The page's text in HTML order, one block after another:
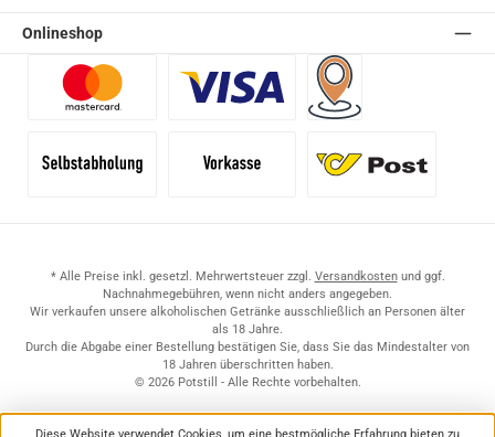
Onlineshop
* Alle Preise inkl. gesetzl. Mehrwertsteuer zzgl. Versandkostenund ggf.
Nachnahmegebühren, wenn nicht anders angegeben.
Wir verkaufen unsere alkoholischen Getränke ausschließlich an Personen älter
als 18 Jahre.
Durch die Abgabe einer Bestellung bestätigen Sie, dass Sie das Mindestalter von
18 Jahren überschritten haben.
© 2026 Potstill - Alle Rechte vorbehalten.
Diese Website verwendet Cookies, um eine bestmögliche Erfahrung bieten zu